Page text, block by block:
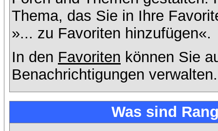
Thema, das Sie in Ihre
»... zu Favoriten hinzufügen«.
In den Favoriten können Sie
Benachrichtigungen verwalten.
Was sind